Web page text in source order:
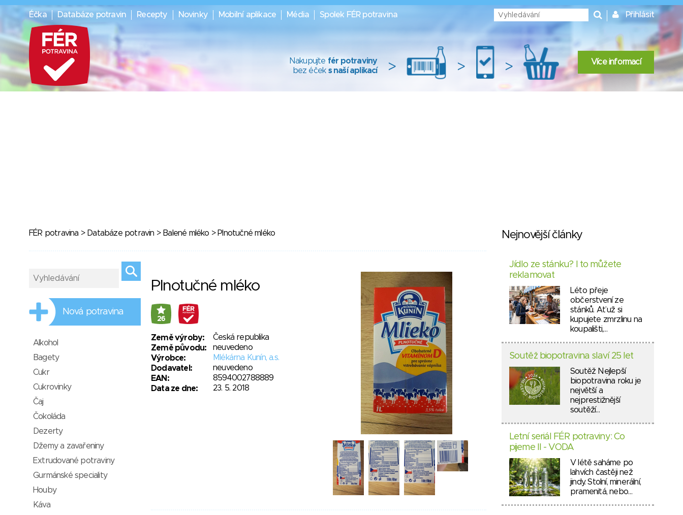
Éčka Databáze potravin Recepty Novinky Mobilní aplikace Média Spolek FÉR potravina Přihlásit
Nakupujte fér potraviny
bez éček s naší aplikací > > > Více informací
FÉR potravina > Databáze potravin > Balené mléko > Plnotučné mléko
Plnotučné mléko
26
Země výroby:
Česká republika
Země původu:
neuvedeno
Výrobce:
Mlékárna Kunín, a.s.
Dodavatel:
neuvedeno
EAN:
8594002788889
Data ze dne:
23. 5. 2018
Nová potravina
Alkohol
Bagety
Cukr
Cukrovinky
Čaj
Čokoláda
Dezerty
Džemy a zavařeniny
Extrudované potraviny
Gurmánské speciality
Houby
Káva
Nejnovější články
Jídlo ze stánku? I to můžete
reklamovat
Léto přeje
občerstvení ze
stánků. Ať už si
kupujete zmrzlinu na
koupališti,…
Soutěž biopotravina slaví 25 let
Soutěž Nejlepší
biopotravina roku je
největší a
nejprestižnější
soutěží…
Letní seriál FÉR potraviny: Co
pijeme II - VODA
V létě saháme po
lahvích častěji než
jindy. Stolní, minerální,
pramenitá, nebo…